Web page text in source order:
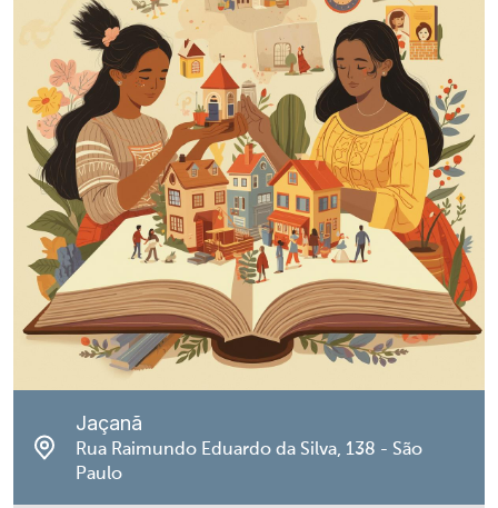
Jaçanã
Rua Raimundo Eduardo da Silva, 138 - São
Paulo